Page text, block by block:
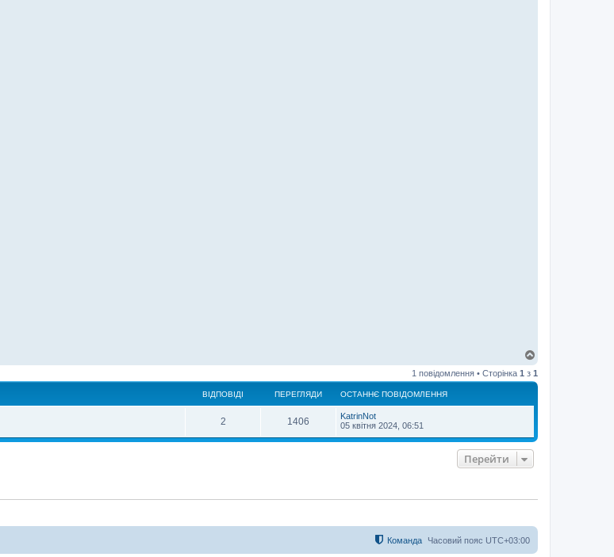
г
о
1 повідомлення • Сторінка 1 з 1
ВІДПОВІДІ ПЕРЕГЛЯДИ ОСТАННЄ ПОВІДОМЛЕННЯ
2 1406
KatrinNot
05 квітня 2024, 06:51
Перейти
Часовий пояс UTC+03:00
Команда